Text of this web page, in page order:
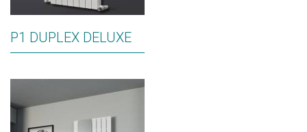
P1 DUPLEX DELUXE